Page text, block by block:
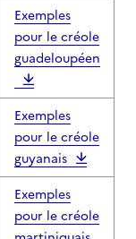
Exemples
pour le créole
guadeloupéen
Exemples
pour le créole
guyanais
Exemples
pour le créole